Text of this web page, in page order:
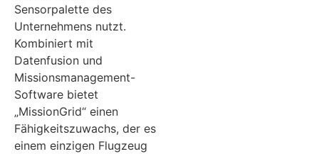
Sensorpalette des
Unternehmens nutzt.
Kombiniert mit
Datenfusion und
Missionsmanagement-
Software bietet
„MissionGrid“ einen
Fähigkeitszuwachs, der es
einem einzigen Flugzeug